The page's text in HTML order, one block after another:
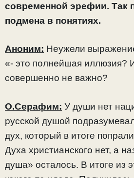
современной эрефии. Так
подмена в понятиях.
Аноним: Неужели
«- это полнейшая иллюзия?
совершенно не важно?
О.Серафим: У души нет
русской душой
дух, который в итоге
Духа христианского нет, а
душа» осталось. В итоге из